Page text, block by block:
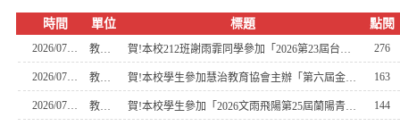
時間 單位 標題 點閱
2026/07/24 教務處 賀!本校212班謝雨霏同學參加「2026第23屆台積電青年學生文學獎」榮獲優勝獎 276
2026/07/21 教務處 賀!本校學生參加慧治教育協會主辦「第六屆金質歷程獎」榮獲佳績 163
2026/07/20 教務處 賀!本校學生參加「2026文雨飛陽第25屆蘭陽青年文學獎」榮獲佳績 144